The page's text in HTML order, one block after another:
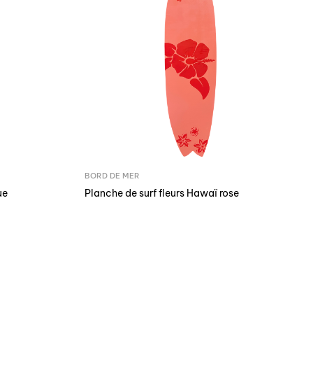
BORD DE MER
Planche de surf fleurs Hawaï rose